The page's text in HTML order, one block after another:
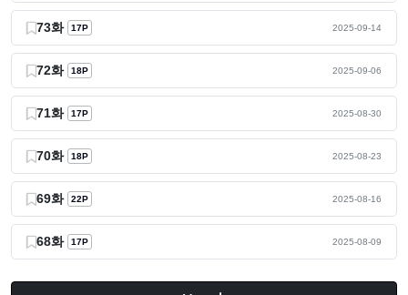
73화 17P 2025-09-14
72화 18P 2025-09-06
71화 17P 2025-08-30
70화 18P 2025-08-23
69화 22P 2025-08-16
68화 17P 2025-08-09